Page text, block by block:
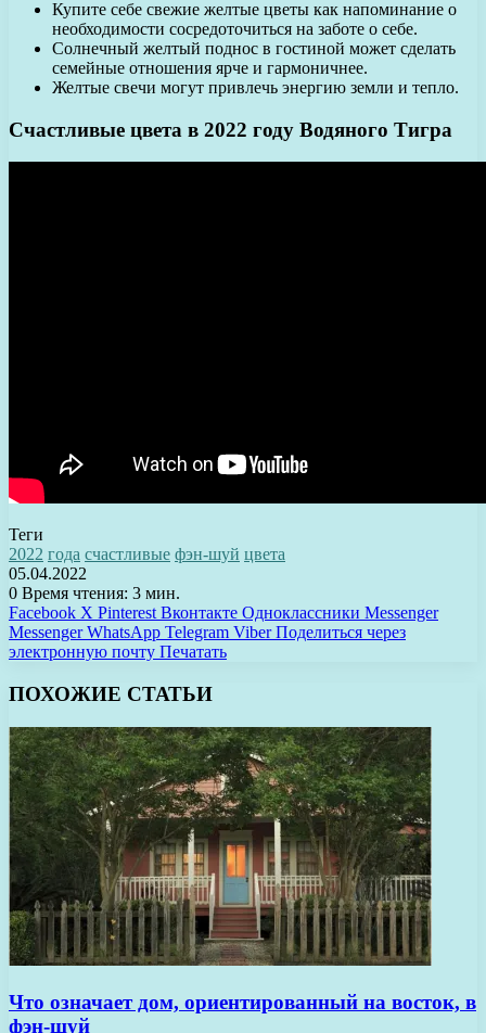
Купите себе свежие желтые цветы как напоминание о
необходимости сосредоточиться на заботе о себе.
Солнечный желтый поднос в гостиной может сделать
семейные отношения ярче и гармоничнее.
Желтые свечи могут привлечь энергию земли и тепло.
Счастливые цвета в 2022 году Водяного Тигра
Теги
2022 года счастливые фэн-шуй цвета
05.04.2022
0 Время чтения: 3 мин.
Facebook X Pinterest Вконтакте Одноклассники Messenger
Messenger WhatsApp Telegram Viber Поделиться через
электронную почту Печатать
ПОХОЖИЕ СТАТЬИ
Что означает дом, ориентированный на восток, в
фэн-шуй